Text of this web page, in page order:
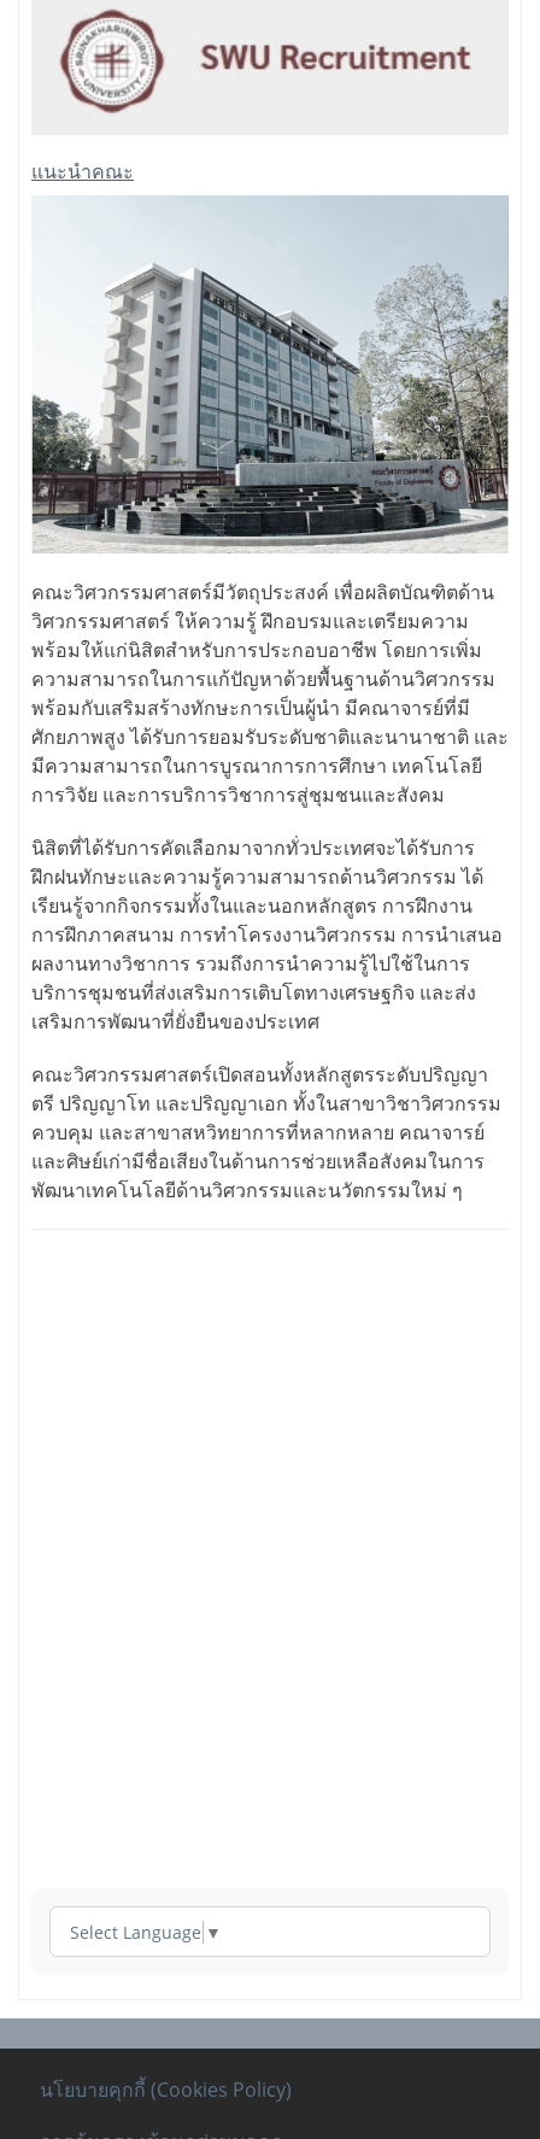
แนะนำคณะ
คณะวิศวกรรมศาสตร์มีวัตถุประสงค์ เพื่อผลิตบัณฑิตด้าน
วิศวกรรมศาสตร์ ให้ความรู้ ฝึกอบรมและเตรียมความ
พร้อมให้แก่นิสิตสำหรับการประกอบอาชีพ โดยการเพิ่ม
ความสามารถในการแก้ปัญหาด้วยพื้นฐานด้านวิศวกรรม
พร้อมกับเสริมสร้างทักษะการเป็นผู้นำ มีคณาจารย์ที่มี
ศักยภาพสูง ได้รับการยอมรับระดับชาติและนานาชาติ และ
มีความสามารถในการบูรณาการการศึกษา เทคโนโลยี
การวิจัย และการบริการวิชาการสู่ชุมชนและสังคม
นิสิตที่ได้รับการคัดเลือกมาจากทั่วประเทศจะได้รับการ
ฝึกฝนทักษะและความรู้ความสามารถด้านวิศวกรรม ได้
เรียนรู้จากกิจกรรมทั้งในและนอกหลักสูตร การฝึกงาน
การฝึกภาคสนาม การทำโครงงานวิศวกรรม การนำเสนอ
ผลงานทางวิชาการ รวมถึงการนำความรู้ไปใช้ในการ
บริการชุมชนที่ส่งเสริมการเติบโตทางเศรษฐกิจ และส่ง
เสริมการพัฒนาที่ยั่งยืนของประเทศ
คณะวิศวกรรมศาสตร์เปิดสอนทั้งหลักสูตรระดับปริญญา
ตรี ปริญญาโท และปริญญาเอก ทั้งในสาขาวิชาวิศวกรรม
ควบคุม และสาขาสหวิทยาการที่หลากหลาย คณาจารย์
และศิษย์เก่ามีชื่อเสียงในด้านการช่วยเหลือสังคมในการ
พัฒนาเทคโนโลยีด้านวิศวกรรมและนวัตกรรมใหม่ ๆ
Select Language ▼
นโยบายคุกกี้ (Cookies Policy)